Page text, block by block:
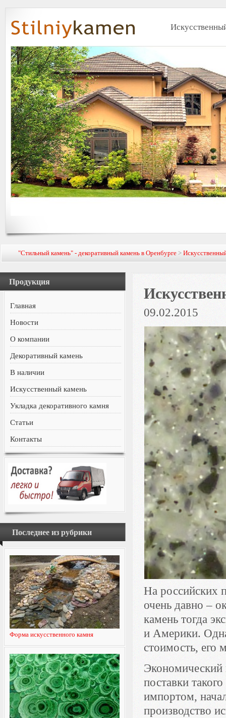
"Стильный камень" - декоративный камень в Оренбурге >
Продукция
Главная
Новости
О компании
Декоративный камень
В наличии
Искусственный камень
Укладка декоративного камня
Статьи
Контакты
Последнее из рубрики
Форма искусственного камня
09.02.2015
На российских
очень давно –
камень тогда
и Америки.
стоимость, его
Экономический
поставки
импортом,
производство